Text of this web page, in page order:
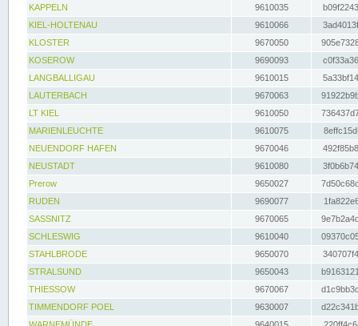
KAPPELN
9610035
KIEL-HOLTENAU
9610066
KLOSTER
9670050
KOSEROW
9690093
LANGBALLIGAU
9610015
LAUTERBACH
9670063
LT KIEL
9610050
MARIENLEUCHTE
9610075
NEUENDORF HAFEN
9670046
NEUSTADT
9610080
Prerow
9650027
RUDEN
9690077
SASSNITZ
9670065
SCHLESWIG
9610040
STAHLBRODE
9650070
STRALSUND
9650043
THIESSOW
9670067
TIMMENDORF POEL
9630007